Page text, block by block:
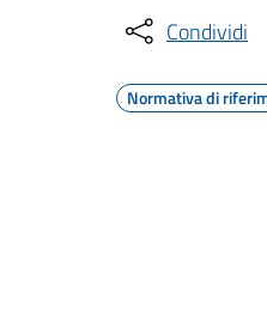
Condividi
Normativa di